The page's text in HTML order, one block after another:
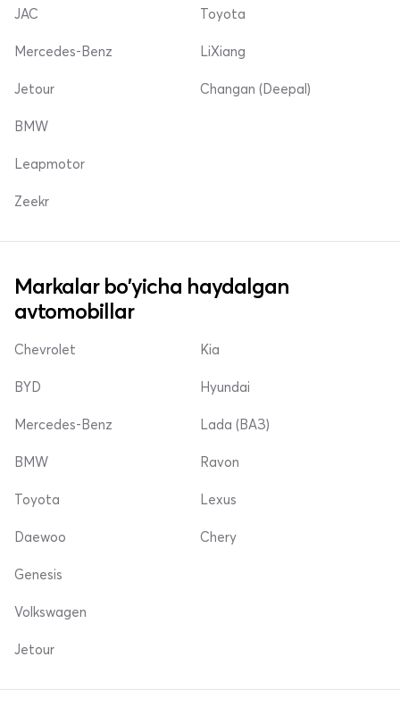
JAC
Mercedes-Benz
Jetour
Toyota
LiXiang
Changan (Deepal)
BMW
Leapmotor
Zeekr
Markalar bo'yicha haydalgan
avtomobillar
Chevrolet
BYD
Mercedes-Benz
Kia
Hyundai
Lada (ВАЗ)
BMW
Toyota
Daewoo
Ravon
Lexus
Chery
Genesis
Volkswagen
Jetour